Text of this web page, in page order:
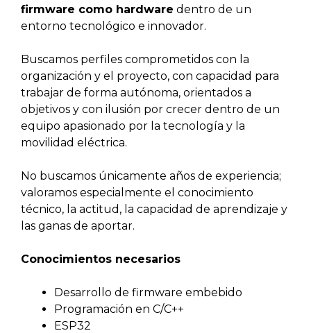
firmware como hardware dentro de un
entorno tecnológico e innovador.
Buscamos perfiles comprometidos con la
organización y el proyecto, con capacidad para
trabajar de forma autónoma, orientados a
objetivos y con ilusión por crecer dentro de un
equipo apasionado por la tecnología y la
movilidad eléctrica.
No buscamos únicamente años de experiencia;
valoramos especialmente el conocimiento
técnico, la actitud, la capacidad de aprendizaje y
las ganas de aportar.
Conocimientos necesarios
Desarrollo de firmware embebido
Programación en C/C++
ESP32